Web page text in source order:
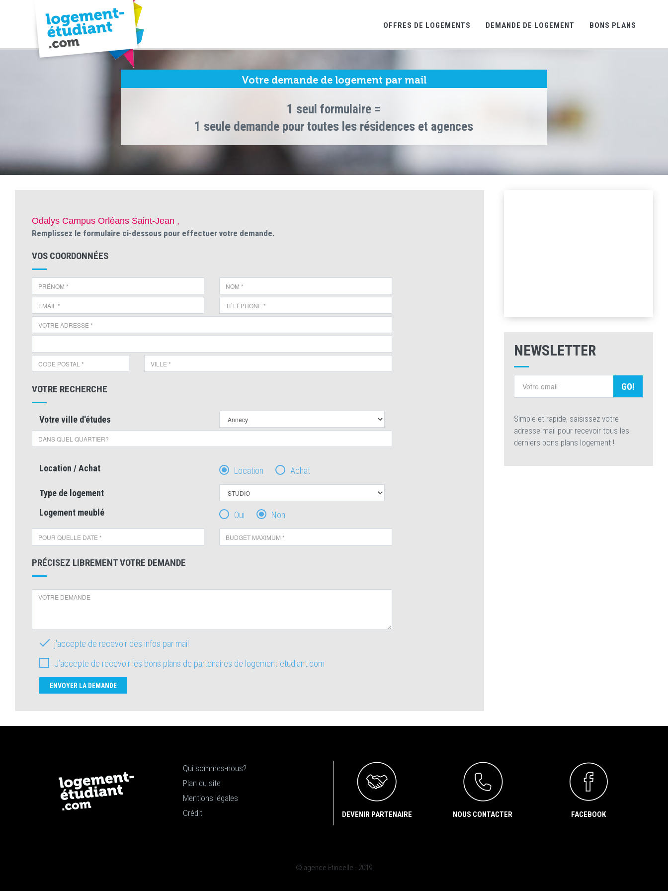
OFFRES DE LOGEMENTS DEMANDE DE LOGEMENT BONS PLANS
Votre demande de logement par mail
1 seul formulaire =
1 seule demande pour toutes les résidences et agences
NEWSLETTER
GO!
Simple et rapide, saisissez votre
adresse mail pour recevoir tous les
derniers bons plans logement !
Odalys Campus Orléans Saint-Jean ,
Remplissez le formulaire ci-dessous pour effectuer votre demande.
VOS COORDONNÉES
VOTRE RECHERCHE
Votre ville d'études
Location / Achat Location Achat
Type de logement
Logement meublé
Oui Non
PRÉCISEZ LIBREMENT VOTRE DEMANDE
j'accepte de recevoir des infos par mail
J’accepte de recevoir les bons plans de partenaires de logement-etudiant.com
ENVOYER LA DEMANDE
Qui sommes-nous?
Plan du site
Mentions légales
Crédit
DEVENIR PARTENAIRE NOUS CONTACTER FACEBOOK
© agence Etincelle - 2019